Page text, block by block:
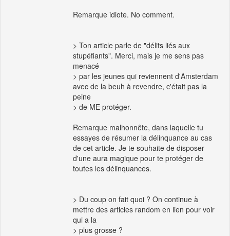
Remarque idiote. No comment.
> Ton article parle de "délits liés aux
stupéfiants". Merci, mais je me sens pas
menacé
> par les jeunes qui reviennent d'Amsterdam
avec de la beuh à revendre, c'était pas la
peine
> de ME protéger.
Remarque malhonnête, dans laquelle tu
essayes de résumer la délinquance au cas
de cet article. Je te souhaite de disposer
d'une aura magique pour te protéger de
toutes les délinquances.
> Du coup on fait quoi ? On continue à
mettre des articles random en lien pour voir
qui a la
> plus grosse ?